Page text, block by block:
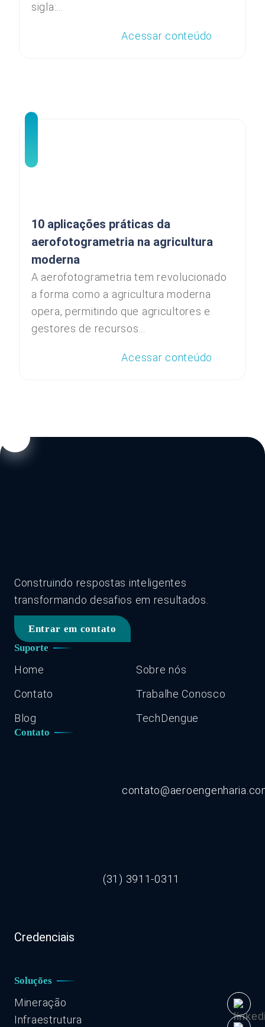
sigla:...
Acessar conteúdo
10 aplicações práticas da
aerofotogrametria na agricultura
moderna
A aerofotogrametria tem revolucionado
a forma como a agricultura moderna
opera, permitindo que agricultores e
gestores de recursos...
Acessar conteúdo
Construindo respostas inteligentes
transformando desafios em resultados.
Entrar em contato
Suporte
Home
Sobre nós
Contato
Trabalhe Conosco
Blog
TechDengue
Contato
(31) 3911-0311
Credenciais
Soluções
Mineração
Infraestrutura